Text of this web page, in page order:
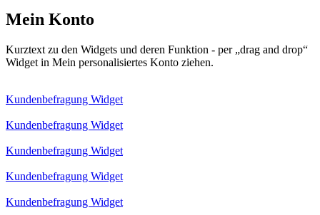
Mein Konto
Kurztext zu den Widgets und deren Funktion - per „drag and drop“
Widget in Mein personalisiertes Konto ziehen.
Kundenbefragung Widget
Kundenbefragung Widget
Kundenbefragung Widget
Kundenbefragung Widget
Kundenbefragung Widget